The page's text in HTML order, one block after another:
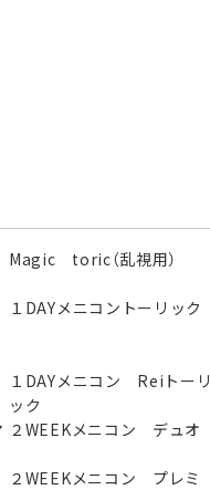
Magic toric（乱視用）
１DAYメニコントーリック
１DAYメニコン Reiトーリ
ック
２WEEKメニコン デュオ
２WEEKメニコン プレミ